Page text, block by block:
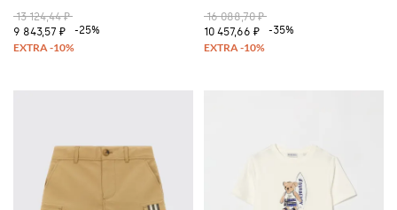
13 124,44 ₽
9 843,57 ₽
-25%
16 088,70 ₽
10 457,66 ₽
-35%